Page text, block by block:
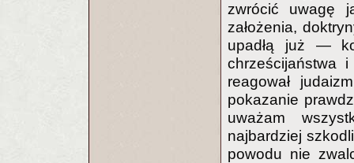
zwrócić uwagę
założenia,
upadłą już —
chrześcijaństwa
reagował
pokazanie
uważam
najbardziej
powodu nie